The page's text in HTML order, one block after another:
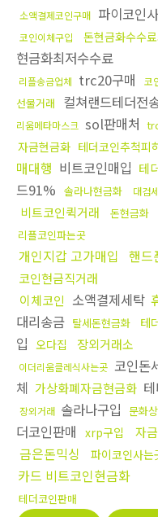
소액결제코인구매 파이코인
코인이체구입 돈현금화수수
현금화최저수수료
리플송금업체 trc20구매 코
선물거래
컬쳐랜드테더전
리움메타마스크 sol판매처
자금현금화 테더코인추척피
매대행 비트코인매입 테
드91% 솔라나현금화 대검
비트코인퀵거래 돈현금화
리플코인파는곳
개인지갑 고가매입 핸드
코인현금직거래
이체코인 소액결제세탁
대리송금 탈세돈현금화 테
입 오다집 장외거래소
이더리움클레식사는곳 코인돈
체 가상화폐자금현금화
장외거래 솔라나구입 문화
더코인판매 xrp구입 자
금은돈믹싱 파이코인사는
카드 비트코인현금화
테더코인판매